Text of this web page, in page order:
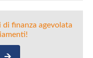
finanza agevolata